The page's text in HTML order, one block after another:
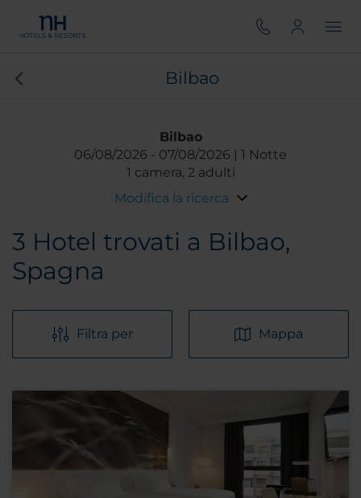
Bilbao
Bilbao
06/08/2026
07/08/2026
1 Notte
1 camera, 2 adulti
Modifica la ricerca
3 Hotel trovati a Bilbao,
Spagna
Filtra per Mappa